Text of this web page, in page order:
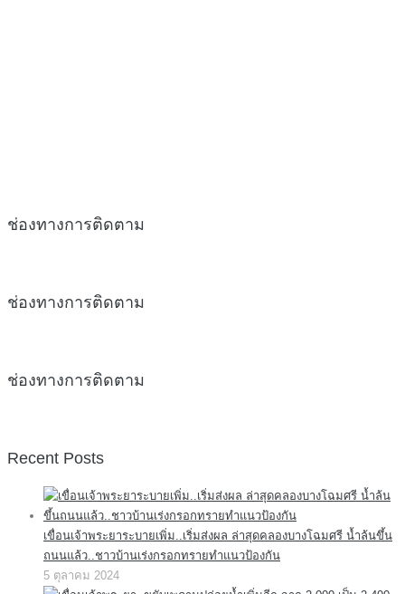
ช่องทางการติดตาม
ช่องทางการติดตาม
ช่องทางการติดตาม
Recent Posts
เขื่อนเจ้าพระยาระบายเพิ่ม..เริ่มส่งผล ล่าสุดคลองบางโฉมศรี น้ำล้นขึ้น
ถนนแล้ว..ชาวบ้านเร่งกรอกทรายทำแนวป้องกัน
5 ตุลาคม 2024